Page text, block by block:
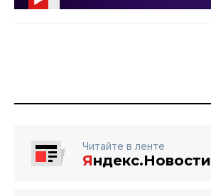
Читайте в ленте
Яндекс.Новости